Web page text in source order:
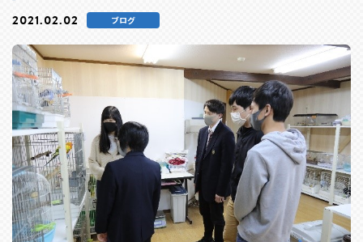
2021.02.02 ブログ